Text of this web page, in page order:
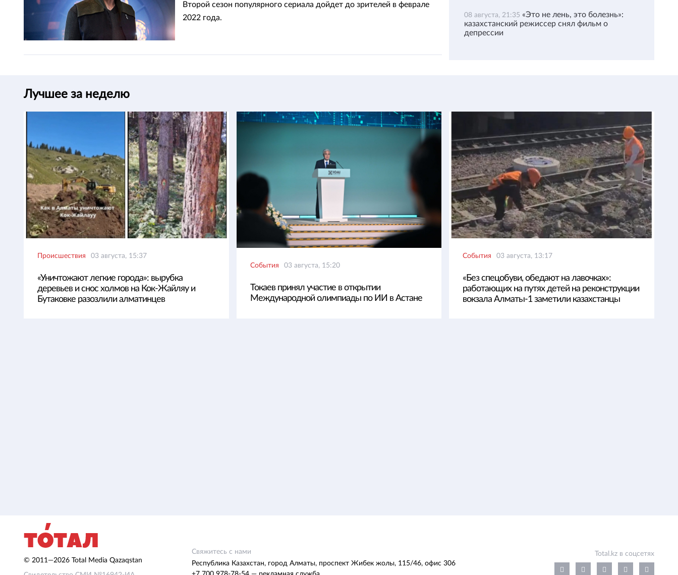
Второй сезон популярного сериала дойдет до зрителей в феврале
2022 года.
08 августа, 21:35 «Это не лень, это болезнь»:
казахстанский режиссер снял фильм о
депрессии
Лучшее за неделю
Происшествия 03 августа, 15:37
«Уничтожают легкие города»: вырубка
деревьев и снос холмов на Кок-Жайляу и
Бутаковке разозлили алматинцев
События 03 августа, 15:20
Токаев принял участие в открытии
Международной олимпиады по ИИ в Астане
События 03 августа, 13:17
«Без спецобуви, обедают на лавочках»:
работающих на путях детей на реконструкции
вокзала Алматы-1 заметили казахстанцы
© 2011—2026 Total Media Qazaqstan
Свяжитесь с нами
Республика Казахстан, город Алматы, проспект Жибек жолы, 115/46, офис 306
Total.kz в соцсетях